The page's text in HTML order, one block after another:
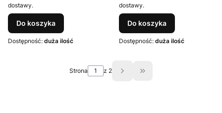
dostawy.
Do koszyka
Dostępność: duża ilość
dostawy.
Do koszyka
Dostępność: duża ilość
Strona z 2 Przejdź do ostatniej